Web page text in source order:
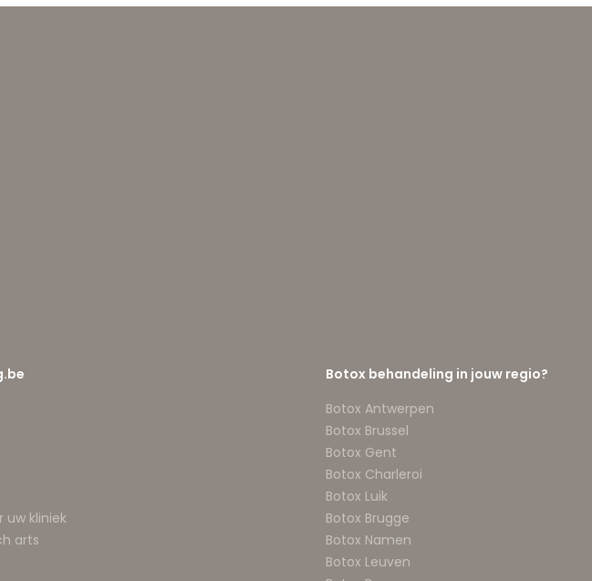
uw kliniek
arts
Botox behandeling in jouw regio?
Botox Antwerpen
Botox Brussel
Botox Gent
Botox Charleroi
Botox Luik
Botox Brugge
Botox Namen
Botox Leuven